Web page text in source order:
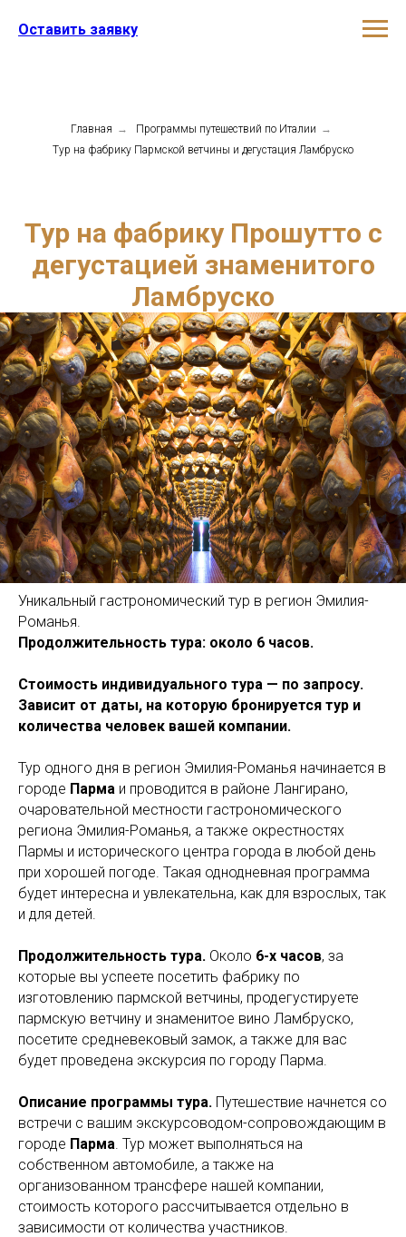
Оставить заявку
Главная → Программы путешествий по Италии →
Тур на фабрику Пармской ветчины и дегустация Ламбруско
Тур на фабрику Прошутто с
дегустацией знаменитого
Ламбруско
Уникальный гастрономический тур в регион Эмилия-
Романья.
Продолжительность тура: около 6 часов.
Стоимость индивидуального тура — по запросу.
Зависит от даты, на которую бронируется тур и
количества человек вашей компании.
Тур одного дня в регион Эмилия-Романья начинается в
городе Парма и проводится в районе Лангирано,
очаровательной местности гастрономического
региона Эмилия-Романья, а также окрестностях
Пармы и исторического центра города в любой день
при хорошей погоде. Такая однодневная программа
будет интересна и увлекательна, как для взрослых, так
и для детей.
Продолжительность тура. Около 6-х часов, за
которые вы успеете посетить фабрику по
изготовлению пармской ветчины, продегустируете
пармскую ветчину и знаменитое вино Ламбруско,
посетите средневековый замок, а также для вас
будет проведена экскурсия по городу Парма.
Описание программы тура. Путешествие начнется со
встречи с вашим экскурсоводом-сопровождающим в
городе Парма . Тур может выполняться на
собственном автомобиле, а также на
организованном трансфере нашей компании,
стоимость которого рассчитывается отдельно в
зависимости от количества участников.